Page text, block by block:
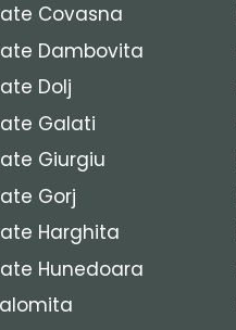
Covasna
Dambovita
Dolj
Galati
Giurgiu
Gorj
Harghita
Hunedoara